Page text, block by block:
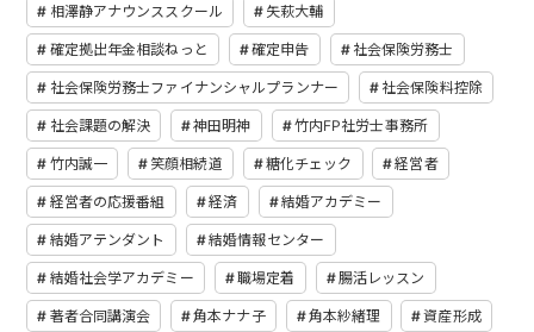
相澤静アナウンススクール 矢萩大輔
確定拠出年金相談ねっと 確定申告 社会保険労務士
社会保険労務士ファイナンシャルプランナー 社会保険料控除
社会課題の解決 神田明神 竹内FP社労士事務所
竹内誠一 笑顔相続道 糖化チェック 経営者
経営者の応援番組 経済 結婚アカデミー
結婚アテンダント 結婚情報センター
結婚社会学アカデミー 職場定着 腸活レッスン
著者合同講演会 角本ナナ子 角本紗緒理 資産形成